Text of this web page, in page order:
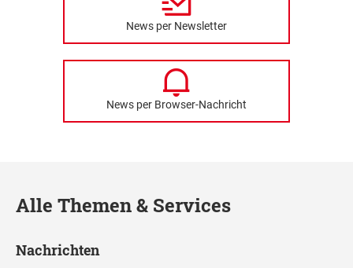
News per Newsletter
News per Browser-Nachricht
Alle Themen & Services
Nachrichten